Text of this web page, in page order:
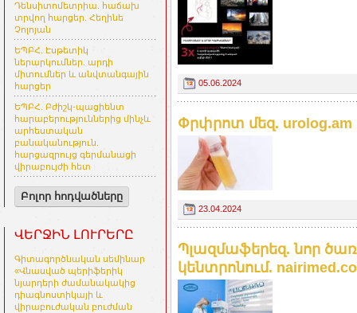
Դենսիտոմետրիա. հաճախ
տրվող հարցեր. Հեղինե
Չոլոյան
ԵՊԲՀ. Էսթետիկ
ներարկումներ. արդի
միտումներ և անվտանգային
հարցեր
ԵՊԲՀ. Բժիշկ-պացիենտ
հարաբերություններից մինչև
արհեստական
բանականություն.
հարցազրույց գերմանացի
վիրաբույժի հետ
Բոլոր հոդվածները
ՎԵՐՋԻՆ ԼՈՒՐԵՐԸ
Գիտագործնական սեմինար
«Վնասված պերիֆերիկ
նյարդերի ժամանակակից
դիագնոստիկայի և
վիրաբուժական բուժման
05.06.2024
Փրփրոտ մեզ. urolog.am
23.04.2024
Պլազմաֆերեզ. նոր
կենտրոնում.